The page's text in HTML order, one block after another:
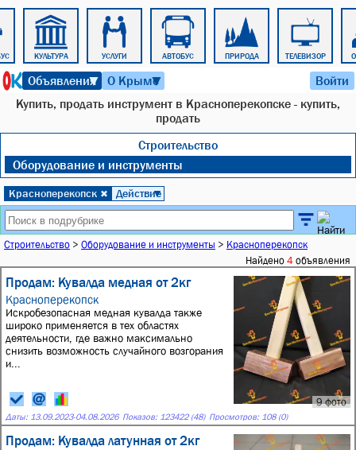
КУЛЬТУРА УСЛУГИ АВТОБУС ПРИРОДА ТЕЛЕВИЗОР
Объявления
▼ О Крыме
▼ Войти
Купить, продать инструмент в Красноперекопске - купить,
продать
Строительство
Оборудование и инструменты
Красноперекопск ✖ Действие
▼
Строительство > Оборудование и инструменты > Красноперекопск
Найдено 4 объявления
Продам: Кувалда медная от 2кг
Красноперекопск
9 фото
Искробезопасная медная кувалда также
широко применяется в тех областях
деятельности, где важно максимально
снизить возможность случайного возгорания
и...
Даты: 13.09.2023-04.08.2026 Показов: 123422 (48) Просмотров: 108 (0)
Продам: Кувалда латунная от 2кг